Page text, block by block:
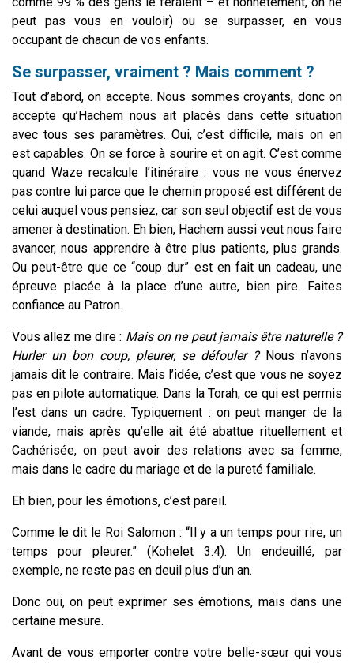
peut pas vous en vouloir) ou se surpasser, en vous
occupant de chacun de vos enfants.
Se surpasser, vraiment ? Mais comment ?
Tout d’abord, on accepte. Nous sommes croyants, donc on
accepte qu’Hachem nous ait placés dans cette situation
avec tous ses paramètres. Oui, c’est difficile, mais on en
est capables. On se force à sourire et on agit. C’est comme
quand Waze recalcule l’itinéraire : vous ne vous énervez
pas contre lui parce que le chemin proposé est différent de
celui auquel vous pensiez, car son seul objectif est de vous
amener à destination. Eh bien, Hachem aussi veut nous faire
avancer, nous apprendre à être plus patients, plus grands.
Ou peut-être que ce “coup dur” est en fait un cadeau, une
épreuve placée à la place d’une autre, bien pire. Faites
confiance au Patron.
Vous allez me dire : Mais on ne peut jamais être naturelle ?
Hurler un bon coup, pleurer, se défouler ? Nous n’avons
jamais dit le contraire. Mais l’idée, c’est que vous ne soyez
pas en pilote automatique. Dans la Torah, ce qui est permis
l’est dans un cadre. Typiquement : on peut manger de la
viande, mais après qu’elle ait été abattue rituellement et
Cachérisée, on peut avoir des relations avec sa femme,
mais dans le cadre du mariage et de la pureté familiale.
Eh bien, pour les émotions, c’est pareil.
Comme le dit le Roi Salomon : “Il y a un temps pour rire, un
temps pour pleurer.” (Kohelet 3:4).
Un endeuillé, par
exemple, ne reste pas en deuil plus d’un an.
Donc oui, on peut exprimer ses émotions, mais dans une
certaine mesure.
Avant de vous emporter contre votre belle-sœur qui vous